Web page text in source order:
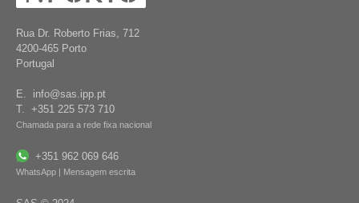
Rua Dr. Roberto Frias, 712
4200-465 Porto
Portugal
E. info@sas.ipp.pt
T. +351 225 573 710
Chamada para a rede fixa nacional
+351 962 069 646
WhatsApp | Mensagem escrita